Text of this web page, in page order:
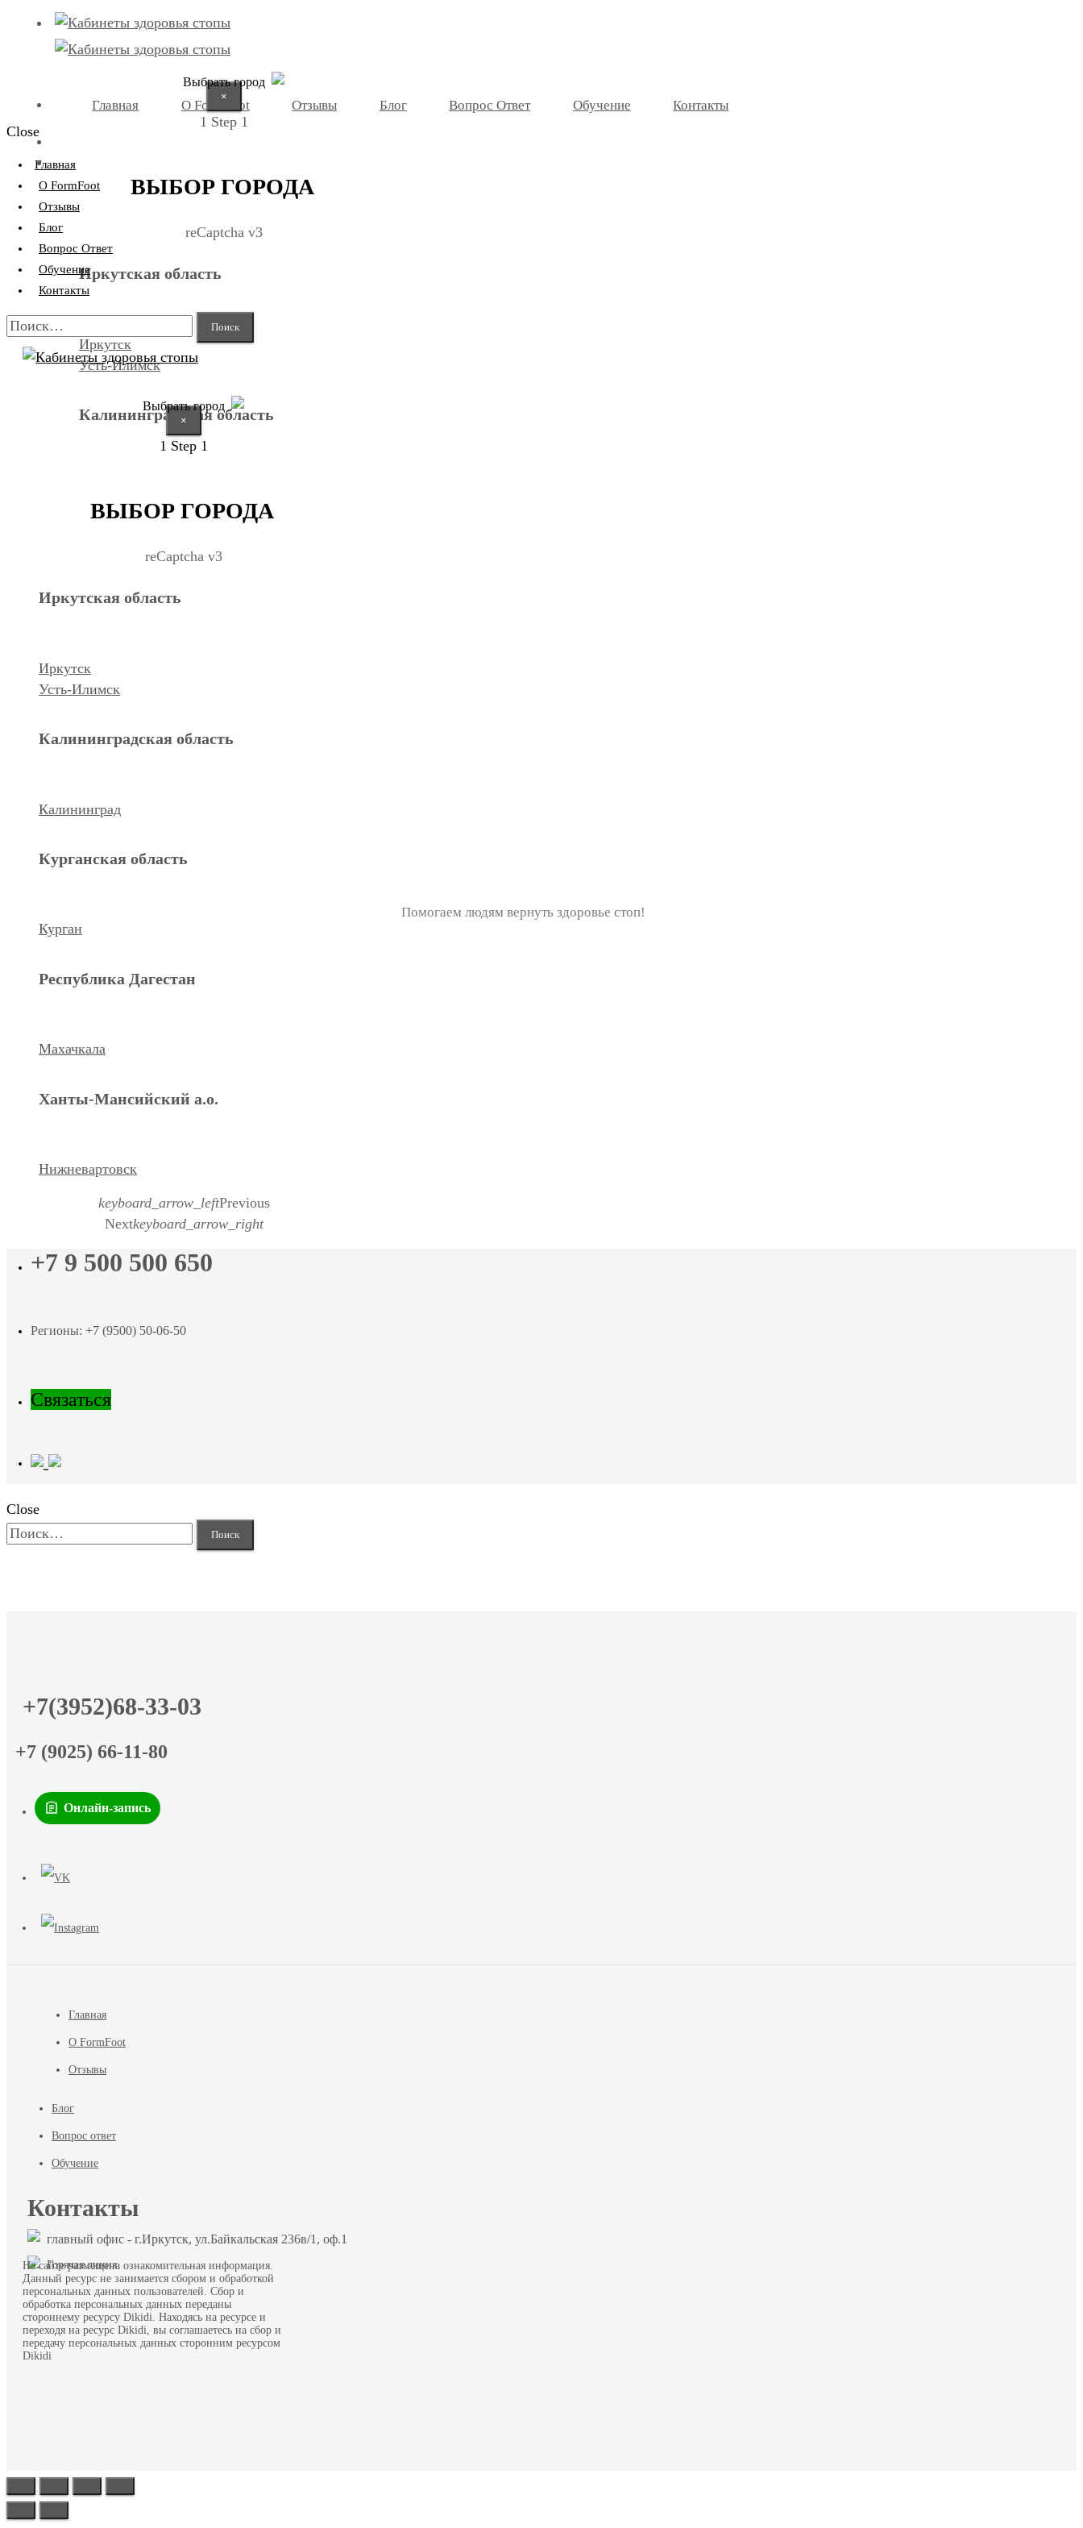
Выбрать город
×
1 Step 1
ВЫБОР ГОРОДА
reCaptcha v3
Иркутская область
Иркутск
Усть-Илимск
Калининградская область
Курган
Помогаем людям вернуть здоровье стоп!
Главная О FormFoot Отзывы Блог Вопрос Ответ Обучение Контакты
Close
Главная
О FormFoot
Отзывы
Блог
Вопрос Ответ
Обучение
Контакты
Найти:
Выбрать город
×
1 Step 1
ВЫБОР ГОРОДА
reCaptcha v3
Иркутская область
Иркутск
Усть-Илимск
Калининградская область
Калининград
Курганская область
Курган
Республика Дагестан
Махачкала
Ханты-Мансийский а.о.
Нижневартовск
keyboard_arrow_leftPrevious
Nextkeyboard_arrow_right
+7 9 500 500 650
Регионы: +7 (9500) 50-06-50
Связаться
Close
Найти:
+7(3952)68-33-03
+7 (9025) 66-11-80
Онлайн-запись
Главная
О FormFoot
Отзывы
Блог
Вопрос ответ
Обучение
Контакты
главный офис - г.Иркутск, ул.Байкальская 236в/1, оф.1
Горячая линия
На сайте размещена ознакомительная информация.
Данный ресурс не занимается сбором и обработкой
персональных данных пользователей. Сбор и
обработка персональных данных переданы
стороннему ресурсу Dikidi. Находясь на ресурсе и
переходя на ресурс Dikidi, вы соглашаетесь на сбор и
передачу персональных данных сторонним ресурсом
Dikidi